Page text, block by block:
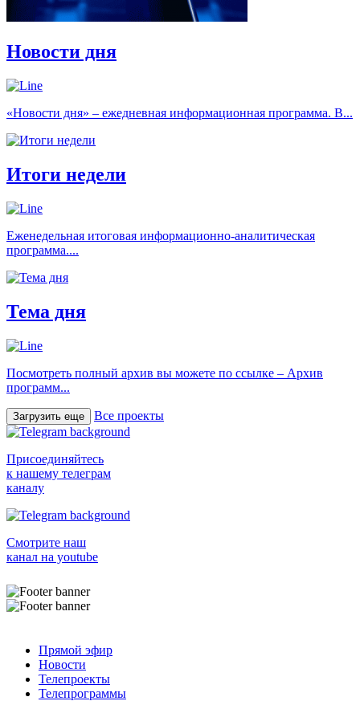
Новости дня
«Новости дня» – ежедневная информационная программа. В...
Итоги недели
Еженедельная итоговая информационно-аналитическая
программа....
Тема дня
Посмотреть полный архив вы можете по ссылке – Архив
программ...
Загрузить еще Все проекты
Присоединяйтесь
к нашему телеграм
каналу
Смотрите наш
канал на youtube
Прямой эфир
Новости
Телепроекты
Телепрограммы